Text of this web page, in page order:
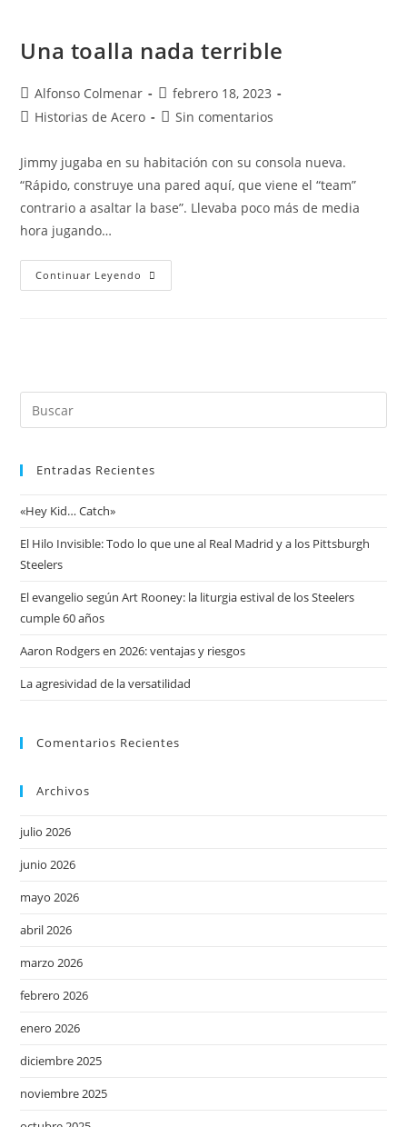
Una toalla nada terrible
Alfonso Colmenar
febrero 18, 2023
Historias de Acero
Sin comentarios
Jimmy jugaba en su habitación con su consola nueva.
“Rápido, construye una pared aquí, que viene el “team”
contrario a asaltar la base”. Llevaba poco más de media
hora jugando…
Continuar Leyendo
Entradas Recientes
«Hey Kid… Catch»
El Hilo Invisible: Todo lo que une al Real Madrid y a los Pittsburgh
Steelers
El evangelio según Art Rooney: la liturgia estival de los Steelers
cumple 60 años
Aaron Rodgers en 2026: ventajas y riesgos
La agresividad de la versatilidad
Comentarios Recientes
Archivos
julio 2026
junio 2026
mayo 2026
abril 2026
marzo 2026
febrero 2026
enero 2026
diciembre 2025
noviembre 2025